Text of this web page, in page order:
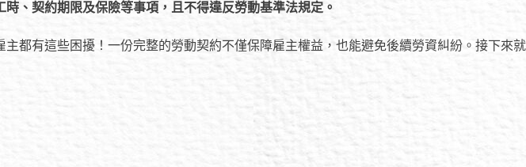
、契約期限及保險等事項，且不得違反勞動基準法規定。
都有這些困擾！一份完整的勞動契約不僅保障雇主權益，也能避免後續勞資糾紛。接下來就